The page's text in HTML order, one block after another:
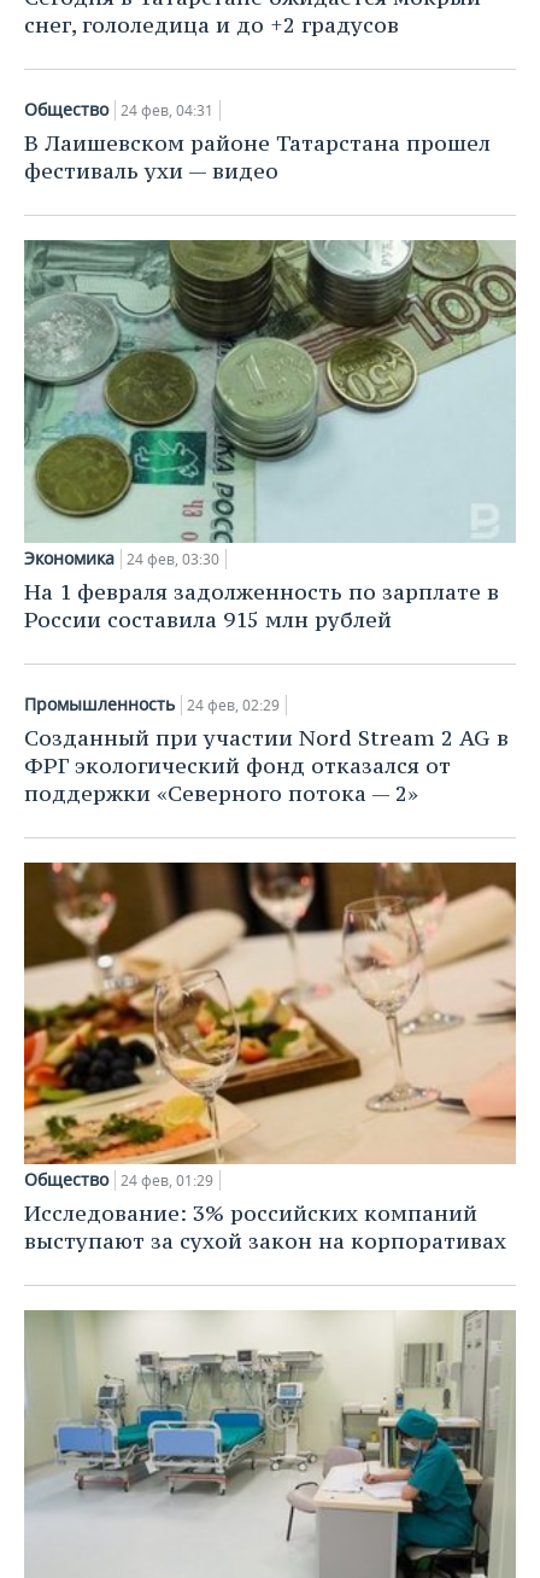
снег, гололедица и до +2 градусов
Общество 24 фев, 04:31
В Лаишевском районе Татарстана прошел
фестиваль ухи — видео
Экономика 24 фев, 03:30
На 1 февраля задолженность по зарплате в
России составила 915 млн рублей
Промышленность 24 фев, 02:29
Созданный при участии Nord Stream 2 AG в
ФРГ экологический фонд отказался от
поддержки «Северного потока — 2»
Общество 24 фев, 01:29
Исследование: 3% российских компаний
выступают за сухой закон на корпоративах